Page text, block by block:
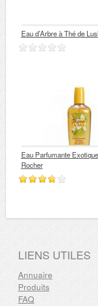
Eau d’Arbre à Thé de
Eau Parfumante
Rocher
LIENS UTILES
Annuaire
Produits
FAQ